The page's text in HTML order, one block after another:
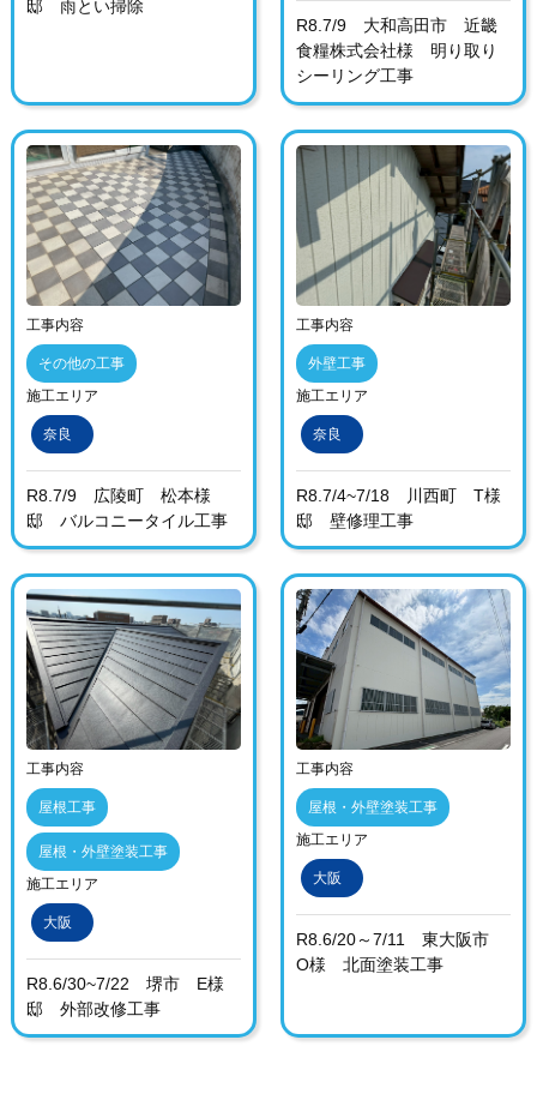
邸 雨とい掃除
R8.7/9 大和高田市 近畿
食糧株式会社様 明り取り
シーリング工事
工事内容
その他の工事
施工エリア
奈良
R8.7/9 広陵町 松本様
邸 バルコニータイル工事
工事内容
外壁工事
施工エリア
奈良
R8.7/4~7/18 川西町 T様
邸 壁修理工事
工事内容
屋根工事
屋根・外壁塗装工事
施工エリア
大阪
R8.6/30~7/22 堺市 E様
邸 外部改修工事
工事内容
屋根・外壁塗装工事
施工エリア
大阪
R8.6/20～7/11 東大阪市
O様 北面塗装工事